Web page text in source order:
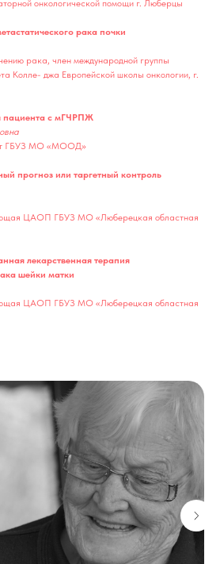
онкологической помощи г. Люберцы
рака почки
рака, член международной группы
Колле- джа Европейской школы онкологии, г.
пациента с мГЧРПЖ
ГБУЗ МО «МООД»
прогноз или таргетный контроль
ЦАОП ГБУЗ МО «Люберецкая областная
лекарственная терапия
шейки матки
ЦАОП ГБУЗ МО «Люберецкая областная